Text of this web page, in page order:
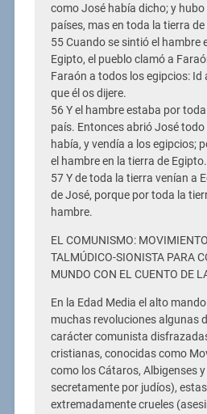
como José había dicho; y
países, mas en toda la tierra
55 Cuando se sintió el hambre
Egipto, el pueblo clamó a
Faraón a todos los egipcios: Id
que él os dijere.
56 Y el hambre estaba por
país. Entonces abrió José
había, y vendía a los egipcios;
el hambre en la tierra de Egipto.
57 Y de toda la tierra venían a
de José, porque por toda la
hambre.
EL COMUNISMO:
TALMÚDICO-SIONISTA PARA
MUNDO CON EL CUENTO DE
En la Edad Media el alto
muchas revoluciones algunas
carácter comunista
cristianas, conocidas como
como los Cátaros, Albigenses
secretamente por judíos),
extremadamente crueles